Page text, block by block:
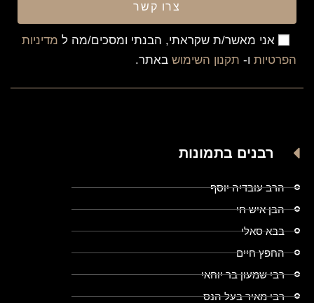
אני מאשר/ת שקראתי, הבנתי ומסכים/מה ל מדיניות
הפרטיות ו- תקנון השימוש באתר.
צרו קשר
רבנים בתמונות
הרב עובדיה יוסף
הבן איש חי
בבא סאלי
החפץ חיים
רבי שמעון בר יוחאי
רבי מאיר בעל הנס